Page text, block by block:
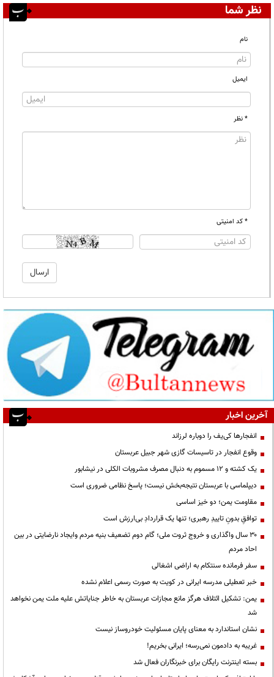
نظر شما
نام
ایمیل
* نظر
* کد امنیتی
آخرین اخبار
انفجارها کی‌یف را دوباره لرزاند
وقوع انفجار در تاسیسات گازی شهر جبیل عربستان
یک کشته و ۱۲ مسموم به دنبال مصرف مشروبات الکلی در نیشابور
دیپلماسی با عربستان نتیجه‌بخش نیست؛ پاسخ نظامی ضروری است
مقاومت یمن؛ دو خیز اساسی
توافقِ بدونِ تاییدِ رهبری؛ تنها یک قراردادِ بی‌ارزش است
۳۰ سال واگذاری و خروج ثروت ملی؛ گام دوم تضعیف بنیه مردم وایجاد نارضایتی در بین
احاد مردم
سفر فرمانده سنتکام به اراضی اشغالی
خبر تعطیلی مدرسه ایرانی در کویت به صورت رسمی اعلام نشده
یمن: تشکیل ائتلاف هرگز مانع مجازات عربستان به خاطر جنایاتش علیه ملت یمن نخواهد
شد
نشان استاندارد به معنای پایان مسئولیت خودروساز نیست
غریبه به دادمون نمی‌رسه؛ ایرانی بخریم!
بسته اینترنت رایگان برای خبرنگاران فعال شد